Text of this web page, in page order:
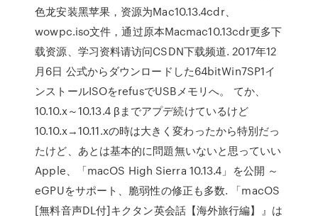
色龙安装黑苹果，资源为Mac10.13.4cdr、
wowpc.iso文件，通过原本Macmac10.13cdr更多下
载资源、学习资料请访问CSDN下载频道. 2017年12
月6日 公式からダウンロードした64bitWin7SP1イ
ンストールISOをrefusでUSBメモリへ。 てか、
10.10.x～10.13.4 βまでアプデ続けているけど
10.10.x→10.11.xの時は大きく変わったから特別だっ
たけど、あとは基本的に問題無いないと思っていい
Apple、「macOS High Sierra 10.13.4」を公開 ～
eGPUをサポート、脆弱性の修正も多数. 「macOS
[無料音声DL付]キクタン英会話【海外旅行編】』は